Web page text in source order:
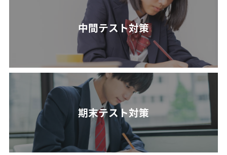
中間テスト対策
期末テスト対策